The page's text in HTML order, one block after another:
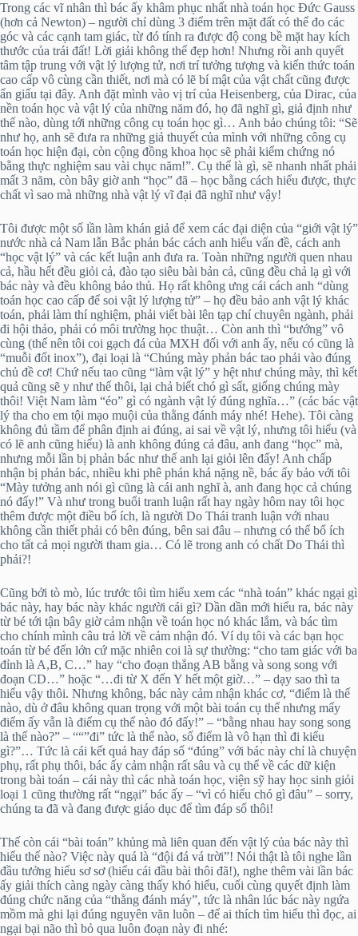
Trong các vĩ nhân thì bác ấy khâm phục nhất nhà toán học Đức Gauss
(hơn cả Newton) – người chỉ dùng 3 điểm trên mặt đất có thể đo các
góc và các cạnh tam giác, từ đó tính ra được độ cong bề mặt hay kích
thước của trái đất! Lời giải không thể đẹp hơn! Nhưng rồi anh quyết
tâm tập trung với vật lý lượng tử, nơi trí tưởng tượng và kiến thức toán
cao cấp vô cùng cần thiết, nơi mà có lẽ bí mật của vật chất cũng được
ẩn giấu tại đây. Anh đặt mình vào vị trí của Heisenberg, của Dirac, của
nền toán học và vật lý của những năm đó, họ đã nghĩ gì, giả định như
thế nào, dùng tới những công cụ toán học gì… Anh bảo chúng tôi: “Sẽ
như họ, anh sẽ đưa ra những giả thuyết của mình với những công cụ
toán học hiện đại, còn cộng đồng khoa học sẽ phải kiểm chứng nó
bằng thực nghiệm sau vài chục năm!”. Cụ thể là gì, sẽ nhanh nhất phải
mất 3 năm, còn bây giờ anh “học” đã – học bằng cách hiểu được, thực
chất vì sao mà những nhà vật lý vĩ đại đã nghĩ như vậy!
Tôi được một số lần làm khán giả để xem các đại diện của “giới vật lý”
nước nhà cả Nam lẫn Bắc phản bác cách anh hiểu vấn đề, cách anh
“học vật lý” và các kết luận anh đưa ra. Toàn những người quen nhau
cả, hầu hết đều giỏi cả, đào tạo siêu bài bản cả, cũng đều chả lạ gì với
bác này và đều không bảo thủ. Họ rất không ưng cái cách anh “dùng
toán học cao cấp để soi vật lý lượng tử” – họ đều bảo anh vật lý khác
toán, phải làm thí nghiệm, phải viết bài lên tạp chí chuyên ngành, phải
đi hội thảo, phải có môi trường học thuật… Còn anh thì “bướng” vô
cùng (thế nên tôi coi gạch đá của MXH đối với anh ấy, nếu có cũng là
“muỗi đốt inox”), đại loại là “Chúng mày phản bác tao phải vào đúng
chủ đề cơ! Chứ nếu tao cũng “làm vật lý” y hệt như chúng mày, thì kết
quả cũng sẽ y như thế thôi, lại chả biết chó gì sất, giống chúng mày
thôi! Việt Nam làm “éo” gì có ngành vật lý đúng nghĩa…” (các bác vật
lý tha cho em tội mạo muội của thằng đánh máy nhé! Hehe). Tôi càng
không đủ tầm để phân định ai đúng, ai sai về vật lý, nhưng tôi hiểu (và
có lẽ anh cũng hiểu) là anh không đúng cả đâu, anh đang “học” mà,
nhưng mỗi lần bị phản bác như thế anh lại giỏi lên đấy! Anh chấp
nhận bị phản bác, nhiều khi phê phán khá nặng nề, bác ấy bảo với tôi
“Mày tưởng anh nói gì cũng là cái anh nghĩ à, anh đang học cả chúng
nó đấy!” Và như trong buổi tranh luận rất hay ngày hôm nay tôi học
thêm được một điều bổ ích, là người Do Thái tranh luận với nhau
không cần thiết phải có bên đúng, bên sai đâu – nhưng có thể bổ ích
cho tất cả mọi người tham gia… Có lẽ trong anh có chất Do Thái thì
phải?!
Cũng bởi tò mò, lúc trước tôi tìm hiểu xem các “nhà toán” khác ngại gì
bác này, hay bác này khác người cái gì? Dần dần mới hiểu ra, bác này
từ bé tới tận bây giờ cảm nhận về toán học nó khác lắm, và bác tìm
cho chính mình câu trả lời về cảm nhận đó. Ví dụ tôi và các bạn học
toán từ bé đến lớn cứ mặc nhiên coi là sự thường: “cho tam giác với ba
đỉnh là A,B, C…” hay “cho đoạn thẳng AB bằng và song song với
đoạn CD…” hoặc “…đi từ X đến Y hết một giờ…” – dạy sao thì ta
hiểu vậy thôi. Nhưng không, bác này cảm nhận khác cơ, “điểm là thế
nào, dù ở đâu không quan trọng với một bài toán cụ thể nhưng mấy
điểm ấy vẫn là điểm cụ thể nào đó đấy!” – “bằng nhau hay song song
là thế nào?” – ““”đi” tức là thế nào, số điểm là vô hạn thì đi kiểu
gì?”… Tức là cái kết quả hay đáp số “đúng” với bác này chỉ là chuyện
phụ, rất phụ thôi, bác ấy cảm nhận rất sâu và cụ thể về các dữ kiện
trong bài toán – cái này thì các nhà toán học, viện sỹ hay học sinh giỏi
loại 1 cũng thường rất “ngại” bác ấy – “vì có hiểu chó gì đâu” – sorry,
chúng ta đã và đang được giáo dục để tìm đáp số thôi!
Thế còn cái “bài toán” khủng mà liên quan đến vật lý của bác này thì
hiểu thế nào? Việc này quá là “đội đá vá trời”! Nói thật là tôi nghe lần
đầu tưởng hiểu sơ sơ (hiểu cái đầu bài thôi đã!), nghe thêm vài lần bác
ấy giải thích càng ngày càng thấy khó hiểu, cuối cùng quyết định làm
đúng chức năng của “thằng đánh máy”, tức là nhân lúc bác này ngứa
mồm mà ghi lại đúng nguyên văn luôn – để ai thích tìm hiểu thì đọc, ai
ngại bại não thì bỏ qua luôn đoạn này đi nhé: